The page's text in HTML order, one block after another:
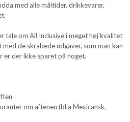
med alle måltider, drikkevarer,
tale om All Inclusive i meget høj kvalitet
de skrabede udgaver, som man kan
er der ikke sparet på noget.
om aftenen (bl.a Mexicansk,